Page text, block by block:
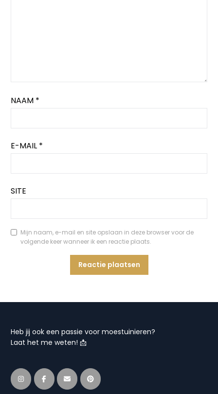
NAAM *
E-MAIL *
SITE
Mijn naam, e-mail en site opslaan in deze browser voor de
volgende keer wanneer ik een reactie plaats.
Heb jij ook een passie voor moestuinieren?
Laat het me weten! 📩